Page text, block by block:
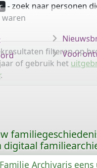
- zoek naar personen
filteren op
of gebruik het
.
Voor
digitaal
Archivaris eens